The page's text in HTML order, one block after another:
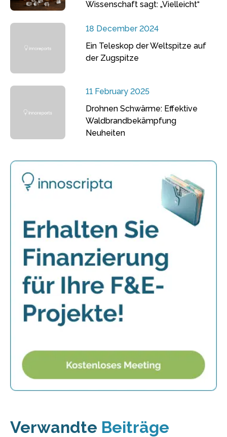
Wissenschaft sagt: „Vielleicht“
18 December 2024
Ein Teleskop der Weltspitze auf
der Zugspitze
11 February 2025
Drohnen Schwärme: Effektive
Waldbrandbekämpfung
Neuheiten
Verwandte Beiträge